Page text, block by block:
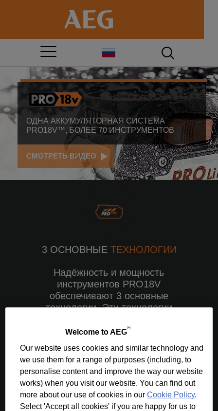
ОДНА АККУМУЛЯТОРНАЯ СИСТЕМА
PRO18V™, БОЛЕЕ 70 ИНСТРУМЕНТОВ
СМОТРЕТЬ ВИДЕО
3 ОСНОВНЫЕ ТЕХНОЛОГИИ
Надёжность и мощность
инструментов PRO18V
обеспечивают 3 основные
технологии. Эти технологии
профессионалам
беспребойную мощность,
продолжительное время
работы, а
также сделать бесщеточные
инструменты AEG PRO18V
вне конкуренции.
Welcome to AEG
®
Our website uses cookies and similar technology and
we use them for a range of purposes (including, to
personalise content and improve the way our website
works) when you visit our website. You can find out
more about our use of cookies in ourCookie Policy.
Select 'Accept all cookies' if you are happy for us to